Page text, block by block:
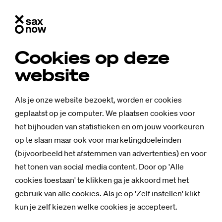
Cookies op deze
website
Als je onze website bezoekt, worden er cookies
geplaatst op je computer. We plaatsen cookies voor
het bijhouden van statistieken en om jouw voorkeuren
op te slaan maar ook voor marketingdoeleinden
(bijvoorbeeld het afstemmen van advertenties) en voor
het tonen van social media content. Door op 'Alle
cookies toestaan' te klikken ga je akkoord met het
gebruik van alle cookies. Als je op 'Zelf instellen' klikt
kun je zelf kiezen welke cookies je accepteert.
Nieuws